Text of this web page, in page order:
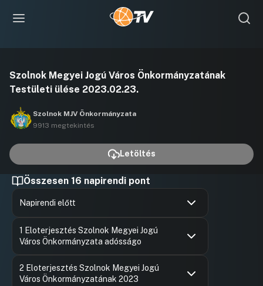
lejátszása
Szolnok Megyei Jogú Város Önkormányzatának
Testületi ülése 2023.02.23.
Szolnok MJV Önkormányzata
9913 megtekintés
Letöltés
Összesen 16 napirendi pont
Napirendi előtt
1 Eloterjesztés Szolnok Megyei Jogú
Város Önkormányzata adósságo
2 Eloterjesztés Szolnok Megyei Jogú
Város Önkormányzatának 2023